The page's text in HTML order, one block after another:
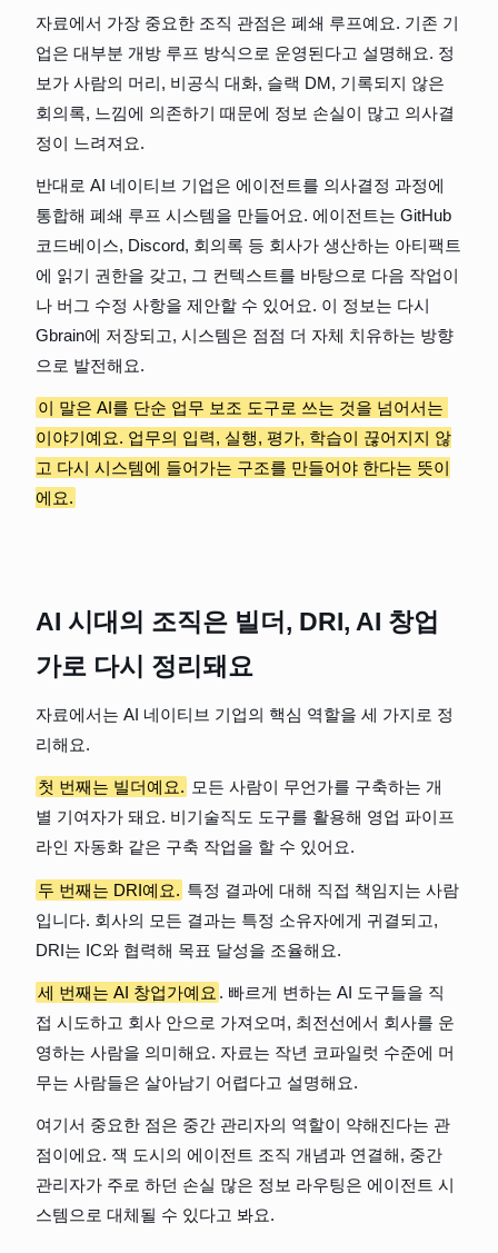
자료에서 가장 중요한 조직 관점은 폐쇄 루프예요. 기존 기
업은 대부분 개방 루프 방식으로 운영된다고 설명해요. 정
보가 사람의 머리, 비공식 대화, 슬랙 DM, 기록되지 않은
회의록, 느낌에 의존하기 때문에 정보 손실이 많고 의사결
정이 느려져요.
반대로 AI 네이티브 기업은 에이전트를 의사결정 과정에
통합해 폐쇄 루프 시스템을 만들어요. 에이전트는 GitHub
코드베이스, Discord, 회의록 등 회사가 생산하는 아티팩트
에 읽기 권한을 갖고, 그 컨텍스트를 바탕으로 다음 작업이
나 버그 수정 사항을 제안할 수 있어요. 이 정보는 다시
Gbrain에 저장되고, 시스템은 점점 더 자체 치유하는 방향
으로 발전해요.
이 말은 AI를 단순 업무 보조 도구로 쓰는 것을 넘어서는
이야기예요. 업무의 입력, 실행, 평가, 학습이 끊어지지 않
고 다시 시스템에 들어가는 구조를 만들어야 한다는 뜻이
에요.
AI 시대의 조직은 빌더, DRI, AI 창업
가로 다시 정리돼요
자료에서는 AI 네이티브 기업의 핵심 역할을 세 가지로 정
리해요.
첫 번째는 빌더예요. 모든 사람이 무언가를 구축하는 개
별 기여자가 돼요. 비기술직도 도구를 활용해 영업 파이프
라인 자동화 같은 구축 작업을 할 수 있어요.
두 번째는 DRI예요. 특정 결과에 대해 직접 책임지는 사람
입니다. 회사의 모든 결과는 특정 소유자에게 귀결되고,
DRI는 IC와 협력해 목표 달성을 조율해요.
세 번째는 AI 창업가예요 . 빠르게 변하는 AI 도구들을 직
접 시도하고 회사 안으로 가져오며, 최전선에서 회사를 운
영하는 사람을 의미해요. 자료는 작년 코파일럿 수준에 머
무는 사람들은 살아남기 어렵다고 설명해요.
여기서 중요한 점은 중간 관리자의 역할이 약해진다는 관
점이에요. 잭 도시의 에이전트 조직 개념과 연결해, 중간
관리자가 주로 하던 손실 많은 정보 라우팅은 에이전트 시
스템으로 대체될 수 있다고 봐요.